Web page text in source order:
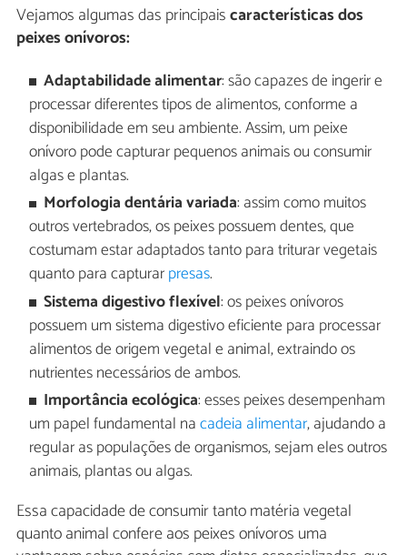
Vejamos algumas das principaiscaracterísticas dos
peixes onívoros:
Adaptabilidade alimentar: são capazes de ingerir e
processar diferentes tipos de alimentos, conforme a
disponibilidade em seu ambiente. Assim, um peixe
onívoro pode capturar pequenos animais ou consumir
algas e plantas.
Morfologia dentária variada: assim como muitos
outros vertebrados, os peixes possuem dentes, que
costumam estar adaptados tanto para triturar vegetais
quanto para capturarpresas.
Sistema digestivo flexível: os peixes onívoros
possuem um sistema digestivo eficiente para processar
alimentos de origem vegetal e animal, extraindo os
nutrientes necessários de ambos.
Importância ecológica: esses peixes desempenham
um papel fundamental nacadeia alimentar, ajudando a
regular as populações de organismos, sejam eles outros
animais, plantas ou algas.
Essa capacidade de consumir tanto matéria vegetal
quanto animal confere aos peixes onívoros uma